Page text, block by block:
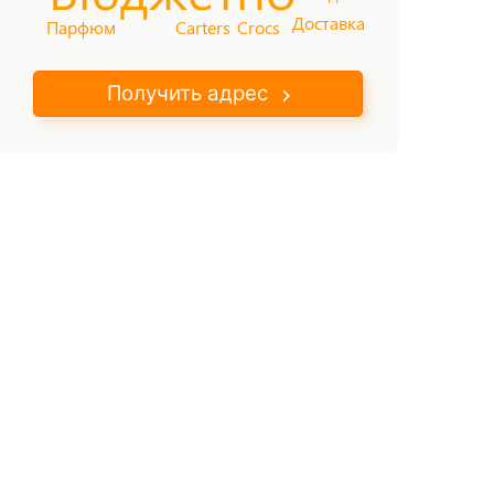
Доставка
Crocs
Carters
Парфюм
Получить адрес